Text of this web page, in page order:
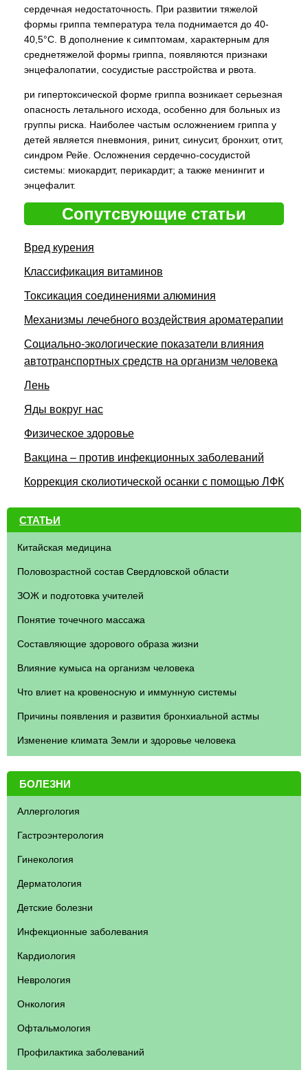
СТАТЬИ
Китайская медицина
Половозрастной состав Свердловской области
ЗОЖ и подготовка учителей
Понятие точечного массажа
Составляющие здорового образа жизни
Влияние кумыса на организм человека
Что влиет на кровеносную и иммунную системы
Причины появления и развития бронхиальной астмы
Изменение климата Земли и здоровье человека
БОЛЕЗНИ
Аллергология
Гастроэнтерология
Гинекология
Дерматология
Детские болезни
Инфекционные заболевания
Кардиология
Неврология
Онкология
Офтальмология
Профилактика заболеваний
сердечная недостаточность. При развитии тяжелой
формы гриппа температура тела поднимается до 40-
40,5°С. В дополнение к симптомам, характерным для
среднетяжелой формы гриппа, появляются признаки
энцефалопатии, сосудистые расстройства и рвота.
ри гипертоксической форме гриппа возникает серьезная
опасность летального исхода, особенно для больных из
группы риска. Наиболее частым осложнением гриппа у
детей является пневмония, ринит, синусит, бронхит, отит,
синдром Рейе. Осложнения сердечно-сосудистой
системы: миокардит, перикардит; а также менингит и
энцефалит.
Сопутсвующие статьи
Вред курения
Классификация витаминов
Токсикация соединениями алюминия
Механизмы лечебного воздействия ароматерапии
Социально-экологические показатели влияния
автотранспортных средств на организм человека
Лень
Яды вокруг нас
Физическое здоровье
Вакцина – против инфекционных заболеваний
Коррекция сколиотической осанки с помощью ЛФК